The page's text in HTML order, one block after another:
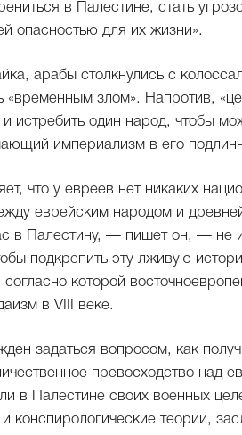
в Палестине, стать
опасностью для их жизни».
арабы столкнулись с
«временным злом». Напротив,
истребить один народ, чтобы
империализм в его
что у евреев нет никаких
еврейским народом и
в Палестину, — пишет он, — не
подкрепить эту лживую
которой
в VIII веке.
задаться вопросом, как
превосходство над
в Палестине своих военных
и конспирологические теории,